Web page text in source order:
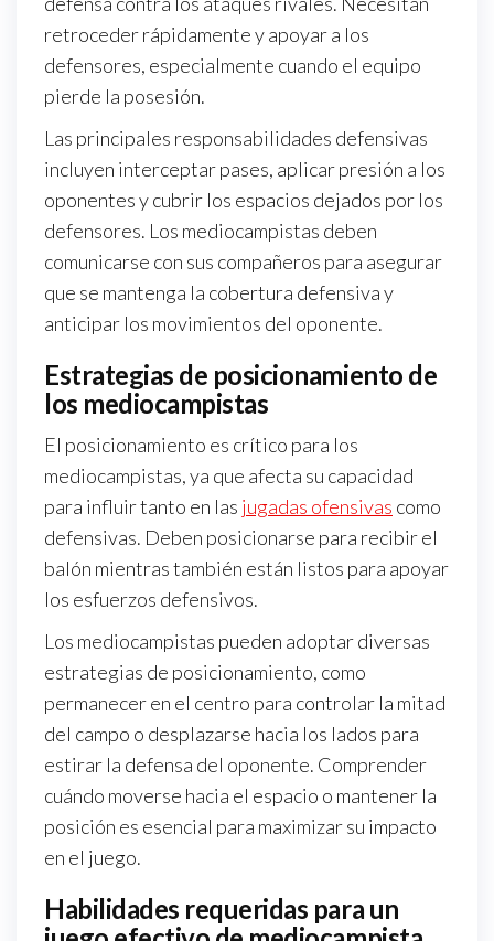
retroceder rápidamente y apoyar a los
defensores, especialmente cuando el equipo
pierde la posesión.
Las principales responsabilidades defensivas
incluyen interceptar pases, aplicar presión a los
oponentes y cubrir los espacios dejados por los
defensores. Los mediocampistas deben
comunicarse con sus compañeros para asegurar
que se mantenga la cobertura defensiva y
anticipar los movimientos del oponente.
Estrategias de posicionamiento de
los mediocampistas
El posicionamiento es crítico para los
mediocampistas, ya que afecta su capacidad
para influir tanto en las jugadas ofensivas como
defensivas. Deben posicionarse para recibir el
balón mientras también están listos para apoyar
los esfuerzos defensivos.
Los mediocampistas pueden adoptar diversas
estrategias de posicionamiento, como
permanecer en el centro para controlar la mitad
del campo o desplazarse hacia los lados para
estirar la defensa del oponente. Comprender
cuándo moverse hacia el espacio o mantener la
posición es esencial para maximizar su impacto
en el juego.
Habilidades requeridas para un